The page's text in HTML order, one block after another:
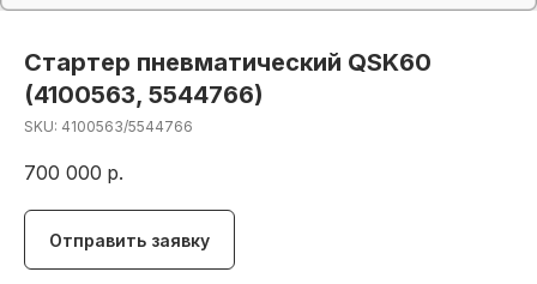
Стартер пневматический QSK60
(4100563, 5544766)
SKU: 4100563/5544766
700 000 р.
Отправить заявку